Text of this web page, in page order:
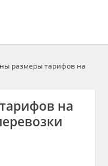
размеры тарифов на
на